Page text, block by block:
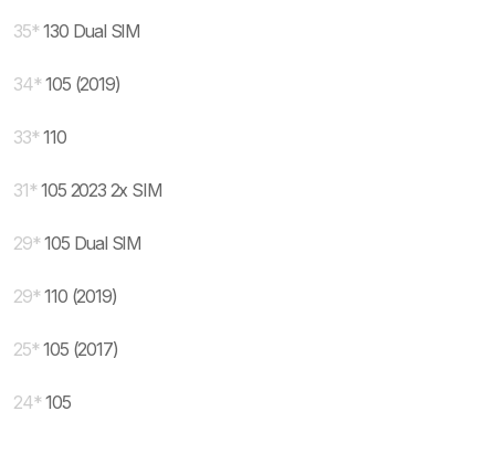
35* 130 Dual SIM
34* 105 (2019)
33* 110
31* 105 2023 2x SIM
29* 105 Dual SIM
29* 110 (2019)
25* 105 (2017)
24* 105